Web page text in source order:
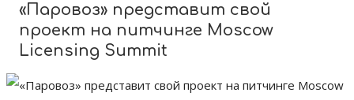
«Паровоз» представит свой
проект на питчинге Moscow
Licensing Summit